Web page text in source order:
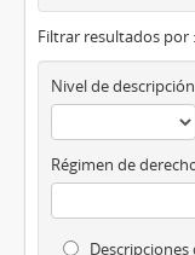
Filtrar resultados por :
Nivel de descripción